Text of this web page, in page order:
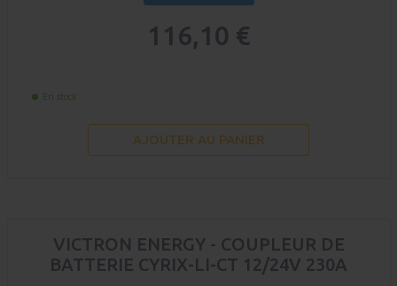
116,10 €
En stock
AJOUTER AU PANIER
VICTRON ENERGY - COUPLEUR DE
BATTERIE CYRIX-LI-CT 12/24V 230A